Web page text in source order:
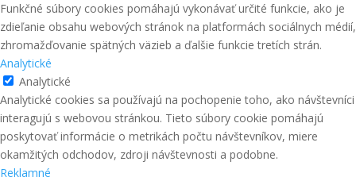
Funkčné súbory cookies pomáhajú vykonávať určité funkcie, ako je
zdieľanie obsahu webových stránok na platformách sociálnych médií,
zhromažďovanie spätných väzieb a ďalšie funkcie tretích strán.
Analytické
Analytické
Analytické cookies sa používajú na pochopenie toho, ako návštevníci
interagujú s webovou stránkou. Tieto súbory cookie pomáhajú
poskytovať informácie o metrikách počtu návštevníkov, miere
okamžitých odchodov, zdroji návštevnosti a podobne.
Reklamné